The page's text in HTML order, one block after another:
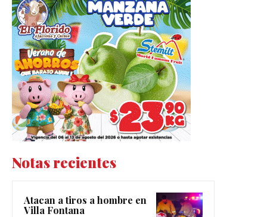
Notas recientes
Atacan a tiros a hombre en
Villa Fontana